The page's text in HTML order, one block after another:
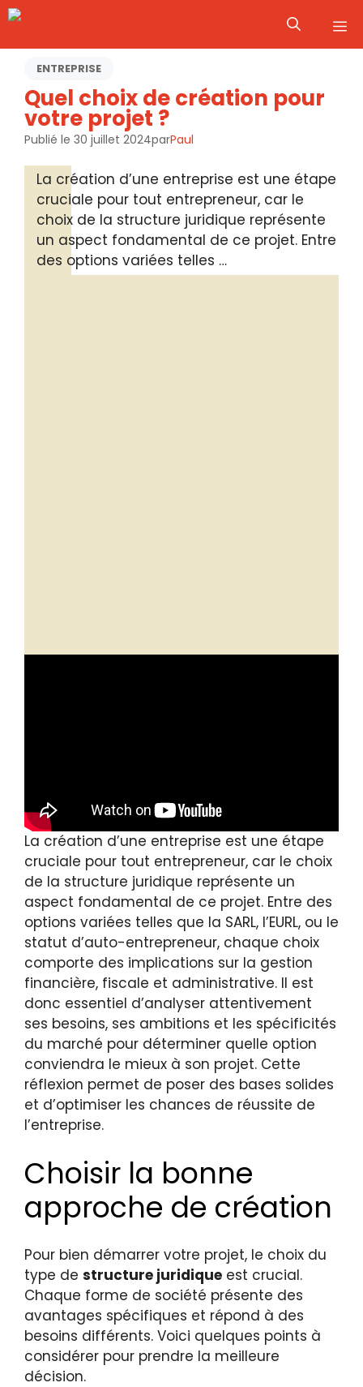
Aller
contenu
ENTREPRISE
Quel choix de création pour
votre projet ?
Publié le 30 juillet 2024parPaul
La création d’une entreprise est une étape
cruciale pour tout entrepreneur, car le
choix de la structure juridique représente
un aspect fondamental de ce projet. Entre
des options variées telles …
La création d’une entreprise est une étape
cruciale pour tout entrepreneur, car le choix
de la structure juridique représente un
aspect fondamental de ce projet. Entre des
options variées telles que la SARL, l’EURL, ou le
statut d’auto-entrepreneur, chaque choix
comporte des implications sur la gestion
financière, fiscale et administrative. Il est
donc essentiel d’analyser attentivement
ses besoins, ses ambitions et les spécificités
du marché pour déterminer quelle option
conviendra le mieux à son projet. Cette
réflexion permet de poser des bases solides
et d’optimiser les chances de réussite de
l’entreprise.
Choisir la bonne
approche de création
Pour bien démarrer votre projet, le choix du
type de structure juridique est crucial.
Chaque forme de société présente des
avantages spécifiques et répond à des
besoins différents. Voici quelques points à
considérer pour prendre la meilleure
décision.